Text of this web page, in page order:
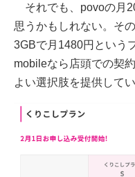
それでも、povoの月
思うかもしれない。そ
3GBで月1480円という
mobileなら店頭での契
よい選択肢を提供して